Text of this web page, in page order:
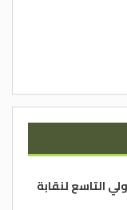
التاسع لنقابة